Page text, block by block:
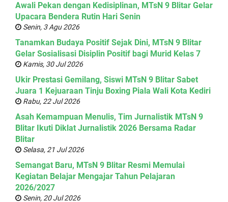
Awali Pekan dengan Kedisiplinan, MTsN 9 Blitar Gelar
Upacara Bendera Rutin Hari Senin
Senin, 3 Agu 2026
Tanamkan Budaya Positif Sejak Dini, MTsN 9 Blitar
Gelar Sosialisasi Disiplin Positif bagi Murid Kelas 7
Kamis, 30 Jul 2026
Ukir Prestasi Gemilang, Siswi MTsN 9 Blitar Sabet
Juara 1 Kejuaraan Tinju Boxing Piala Wali Kota Kediri
Rabu, 22 Jul 2026
Asah Kemampuan Menulis, Tim Jurnalistik MTsN 9
Blitar Ikuti Diklat Jurnalistik 2026 Bersama Radar
Blitar
Selasa, 21 Jul 2026
Semangat Baru, MTsN 9 Blitar Resmi Memulai
Kegiatan Belajar Mengajar Tahun Pelajaran
2026/2027
Senin, 20 Jul 2026